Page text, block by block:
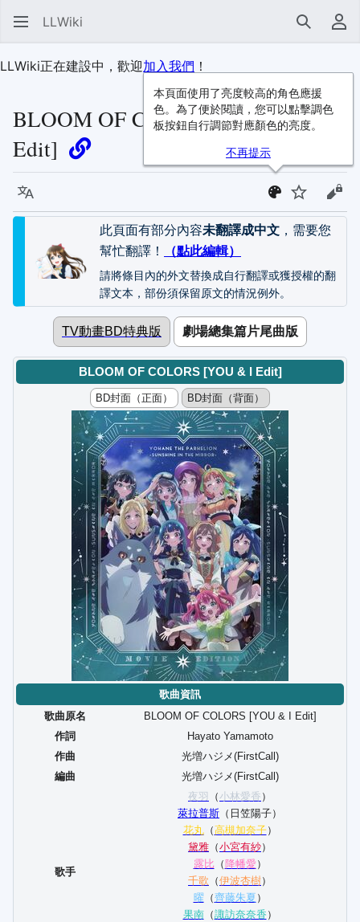
LLWiki 搜尋 使
LLWiki正在建設中，歡迎加入我們 ！
BLOOM OF COLORS [YOU & I
Edit]
語言 監視 檢
此頁面有部分內容未翻譯成中文 ，需要您
幫忙翻譯！
（點此編輯）
請將條目內的外文替換成自行翻譯或獲授權的翻
譯文本，部份須保留原文的情況例外。
TV動畫BD特典版 劇場總集篇片尾曲版
BLOOM OF COLORS [YOU & I Edit]
BD封面（正面） BD封面（背面）
歌曲資訊
歌曲原名
BLOOM OF COLORS [YOU & I Edit]
作詞
Hayato Yamamoto
作曲
光増ハジメ(FirstCall)
編曲
光増ハジメ(FirstCall)
歌手
夜羽 （ 小林愛香 ）
萊拉普斯 （日笠陽子）
花丸（高槻加奈子）
黛雅 （小宮有紗）
露比（ 降幡愛）
千歌 （伊波杏樹）
曜 （齊藤朱夏 ）
果南（諏訪奈奈香 ）
本頁面使用了亮度較高的角色應援
色。為了便於閱讀，您可以點擊調色
板按鈕自行調節對應顏色的亮度。
不再提示